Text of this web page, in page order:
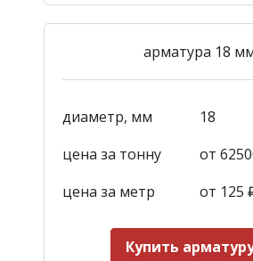
арматура 18
диаметр, мм
18
цена за тонну
от
цена за метр
от 125
Купить